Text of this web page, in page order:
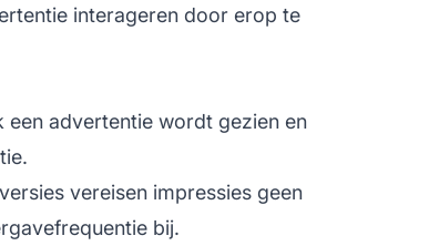
interageren door erop te
een advertentie wordt gezien en
vereisen impressies geen
bij.